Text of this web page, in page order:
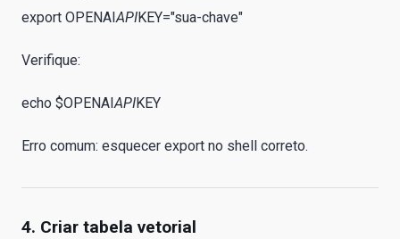
export OPENAIAPIKEY="sua-chave"
Verifique:
echo $OPENAIAPIKEY
Erro comum: esquecer export no shell correto.
4. Criar tabela vetorial